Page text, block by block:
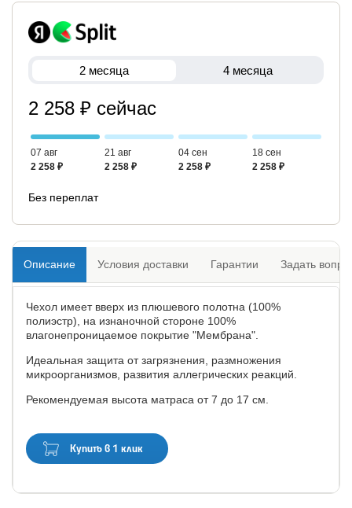
2 месяца 4 месяца
2 258 ₽ сейчас
07 авг
2 258 ₽
21 авг
2 258 ₽
04 сен
2 258 ₽
18 сен
2 258 ₽
Без переплат
Описание Условия доставки Гарантии Задать
Чехол имеет вверх из плюшевого полотна (100%
полиэстр), на изнаночной стороне 100%
влагонепроницаемое покрытие "Мембрана".
Идеальная защита от загрязнения, размножения
микроорганизмов, развития аллегрических реакций.
Рекомендуемая высота матраса от 7 до 17 см.
Купить в 1 клик